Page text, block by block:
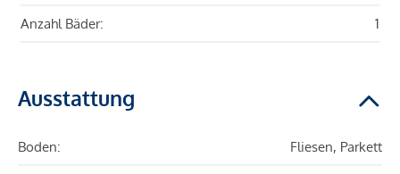
Anzahl Bäder: 1
Ausstattung
Boden: Fliesen, Parkett